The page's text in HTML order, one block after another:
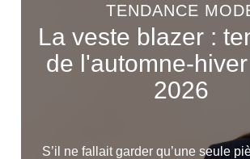
TENDANCE
La veste blazer :
de l'automne-
2026
S’il ne fallait garder qu’une seule